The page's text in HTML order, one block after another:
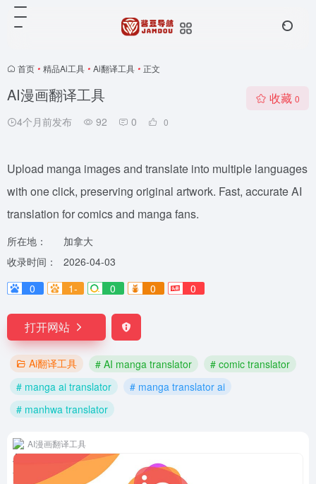
首页 • 精品Ai工具 • Ai翻译工具 • 正文
AI漫画翻译工具
4个月前发布 92 0 0
收藏 0
Upload manga images and translate into multiple languages
with one click, preserving original artwork. Fast, accurate AI
translation for comics and manga fans.
所在地：
加拿大
收录时间：
2026-04-03
0
1- 0 0 0
打开网站
Ai翻译工具 # AI manga translator
# comic translator
# manga ai translator
# manga translator ai
# manhwa translator
AI漫画翻译工具